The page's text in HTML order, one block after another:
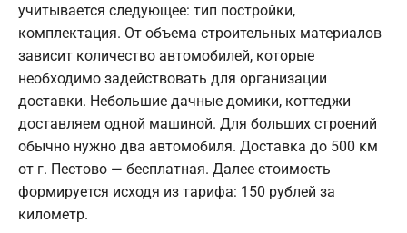
учитывается следующее: тип постройки,
комплектация. От объема строительных материалов
зависит количество автомобилей, которые
необходимо задействовать для организации
доставки. Небольшие дачные домики, коттеджи
доставляем одной машиной. Для больших строений
обычно нужно два автомобиля. Доставка до 500 км
от г. Пестово — бесплатная. Далее стоимость
формируется исходя из тарифа: 150 рублей за
километр.